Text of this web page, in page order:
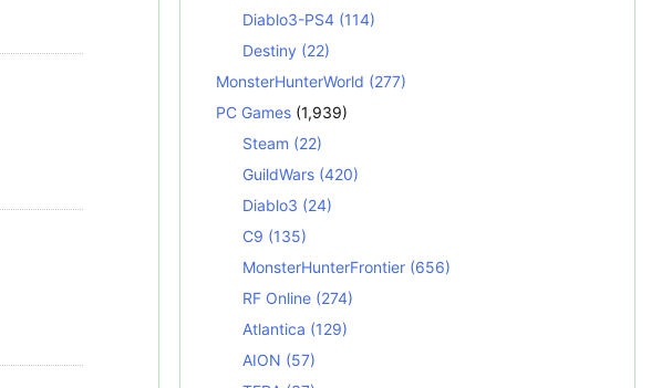
Diablo3-PS4 (114)
Destiny (22)
MonsterHunterWorld (277)
PC Games (1,939)
Steam (22)
GuildWars (420)
Diablo3 (24)
C9 (135)
MonsterHunterFrontier (656)
RF Online (274)
Atlantica (129)
AION (57)